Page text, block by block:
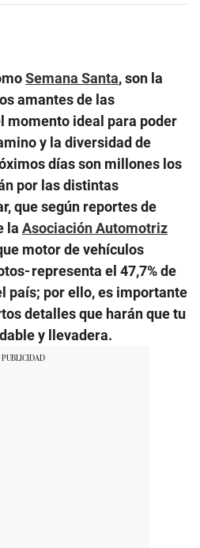
Semana Santa, son la
amantes de las
momento ideal para poder
y la diversidad de
días son millones los
por las distintas
que según reportes de
la Asociación Automotriz
motor de vehículos
representa el 47,7% de
país; por ello, es importante
detalles que harán que tu
y llevadera.